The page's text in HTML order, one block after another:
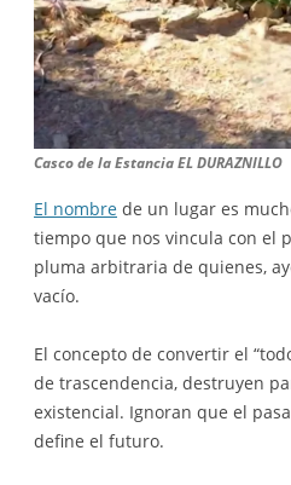
Casco de la Estancia EL DURAZNILLO
El nombre de un lugar es
tiempo que nos vincula con el
pluma arbitraria de quienes,
vacío.
El concepto de convertir el
de trascendencia, destruyen
existencial. Ignoran que el
define el futuro.